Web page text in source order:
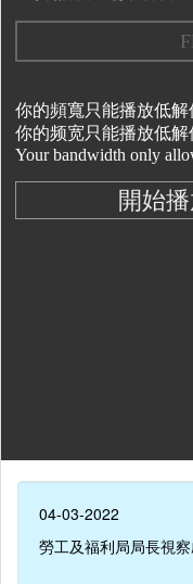
04-03-2022
勞工及福利局局長視